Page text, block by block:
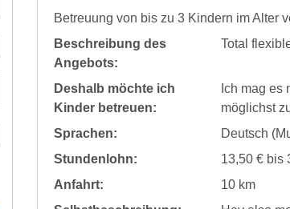
Betreuung von bis zu 3 Kindern im Alter
Beschreibung des
Angebots:
Total
Deshalb möchte ich
Kinder betreuen:
Ich mag es
möglichst
Sprachen:
Deutsch
Stundenlohn:
13,50 € bis
Anfahrt:
10 km